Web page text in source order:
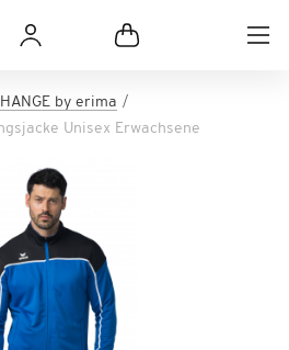
by erima
Unisex Erwachsene